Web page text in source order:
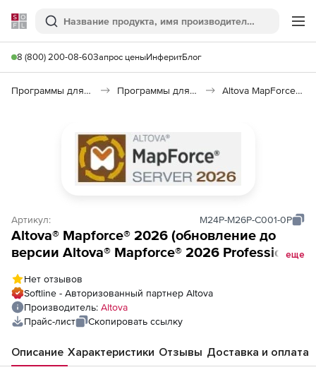
Softline
Поиск
8 (800) 200-08-60Запрос ценыИнферитБлог
Программы для программирования Программы для работы с базами данных Altova MapForce 2026
Артикул: M24P-M26P-C001-0P
Altova® Mapforce® 2026 (обновление до
версии Altova® Mapforce® 2026 Professional
older) Professional Edition to Altova®
Mapforce® 2026 Professional Edition
Concurrent Users (1)
еще
Нет отзывов
Softline - Авторизованный партнер Altova
Производитель: Altova
Прайс-лист
Скопировать ссылку
Описание Характеристики Отзывы Доставка и оплата